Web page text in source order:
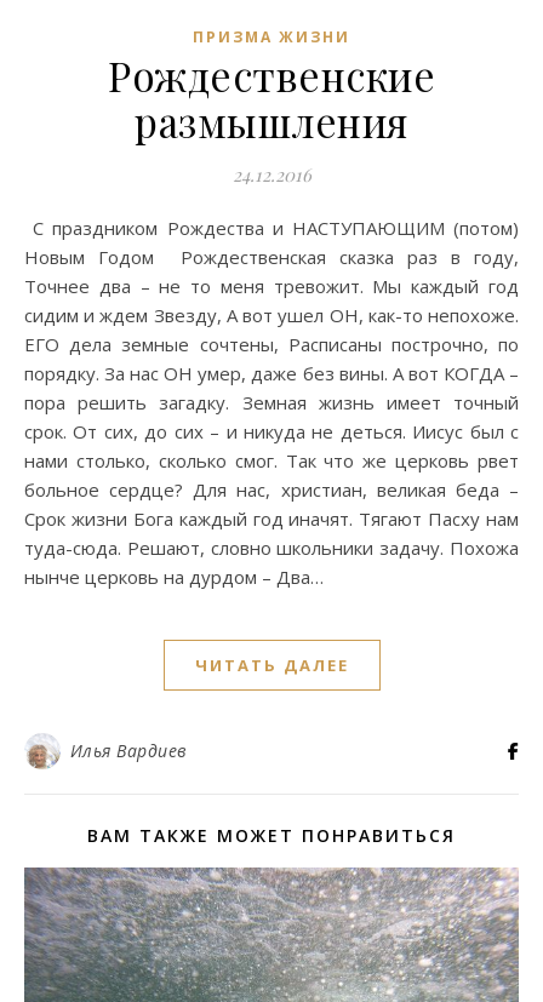
ПРИЗМА ЖИЗНИ
Рождественские
размышления
24.12.2016
С праздником Рождества и НАСТУПАЮЩИМ (потом)
Новым Годом Рождественская сказка раз в году,
Точнее два – не то меня тревожит. Мы каждый год
сидим и ждем Звезду, А вот ушел ОН, как-то непохоже.
ЕГО дела земные сочтены, Расписаны построчно, по
порядку. За нас ОН умер, даже без вины. А вот КОГДА –
пора решить загадку. Земная жизнь имеет точный
срок. От сих, до сих – и никуда не деться. Иисус был с
нами столько, сколько смог. Так что же церковь рвет
больное сердце? Для нас, христиан, великая беда –
Срок жизни Бога каждый год иначят. Тягают Пасху нам
туда-сюда. Решают, словно школьники задачу. Похожа
нынче церковь на дурдом – Два…
ЧИТАТЬ ДАЛЕЕ
Илья Вардиев
ВАМ ТАКЖЕ МОЖЕТ ПОНРАВИТЬСЯ